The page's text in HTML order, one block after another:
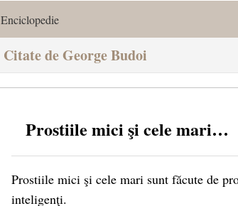
Enciclopedie
Citate de George Budoi
Prostiile mici şi cele mari…
Prostiile mici şi cele mari sunt făcute de
inteligenţi.